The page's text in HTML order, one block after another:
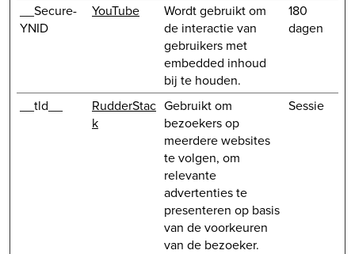
__Secure-
YNID
YouTube
Wordt gebruikt om
de interactie van
gebruikers met
embedded inhoud
bij te houden.
180
dagen
__tld__
RudderStac
k
Gebruikt om
bezoekers op
meerdere websites
te volgen, om
relevante
advertenties te
presenteren op basis
van de voorkeuren
van de bezoeker.
Sessie